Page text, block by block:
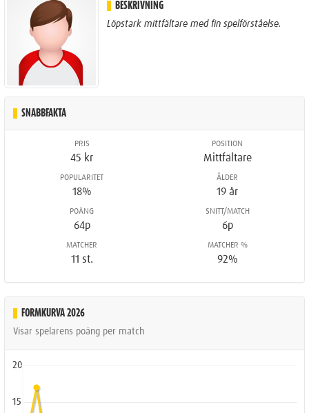
BESKRIVNING
Löpstark mittfältare med fin spelförståelse.
SNABBFAKTA
PRIS
45 kr
POPULARITET
18%
POÄNG
64p
MATCHER
11 st.
POSITION
Mittfältare
ÅLDER
19 år
SNITT/MATCH
6p
MATCHER %
92%
FORMKURVA 2026
Visar spelarens poäng per match
15
20